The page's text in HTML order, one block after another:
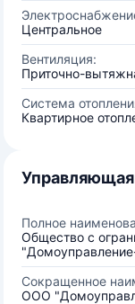
Центральное
Вентиляция:
Приточно-
Система
Квартирное
Полное
Общество с
Сокращенное
ООО